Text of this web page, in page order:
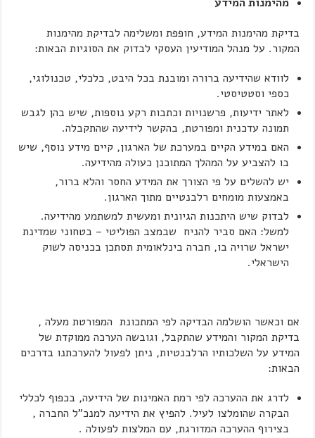
בדיקת מהימנות המידע, חופפת ומשלימה לבדיקת מהימנות
המקור. על מנהל המודיעין העסקי לבדוק את הסוגיות הבאות:
לוודא שהידיעה ברורה ומובנת בכל היבט, כלכלי, טכנולוגי,
כספי וסטטיסטי.
לאתר ידיעות, פרשנויות וכתבות רקע נוספות, שיש בהן לגבש
תמונה עדכנית ומפורטת, בהקשר לידיעה שהתקבלה.
האם במידע הקיים במערכת של הארגון, קיים מידע נוסף, שיש
בו להצביע על המהלך המתוכנן כעולה מהידיעה.
יש להשלים על פי הצורך את המידע החסר והלא ברור,
באמצעות מומחים רלבנטיים מתוך הארגון.
לבדוק שיש היתכנות הגיונית ומעשית למשתמע מהידיעה.
למשל: האם סביר להניח שבמצב הפוליטי – בטחוני שמדינת
ישראל שרויה בו, חברה בינלאומית תסתכן בכניסה לשוק
הישראלי.
אם וכאשר הושלמה הבדיקה לפי המתכונת המפורטת מעלה ,
בדיקת המקור והמידע שהתקבל, וגובשה הערכה ממוקדת של
המידע על השלכותיו הרלבנטיות, ניתן לפעול להערכתנו בדרכים
הבאות:
לדרג את ההערכה לפי רמת האמינות של הידיעה, בכפוף לכללי
הבקרה שהומלצו לעיל. להפיץ את הידיעה למנכ"ל החברה ,
בצירוף ההערכה המדורגת, עם המלצות לפעולה .